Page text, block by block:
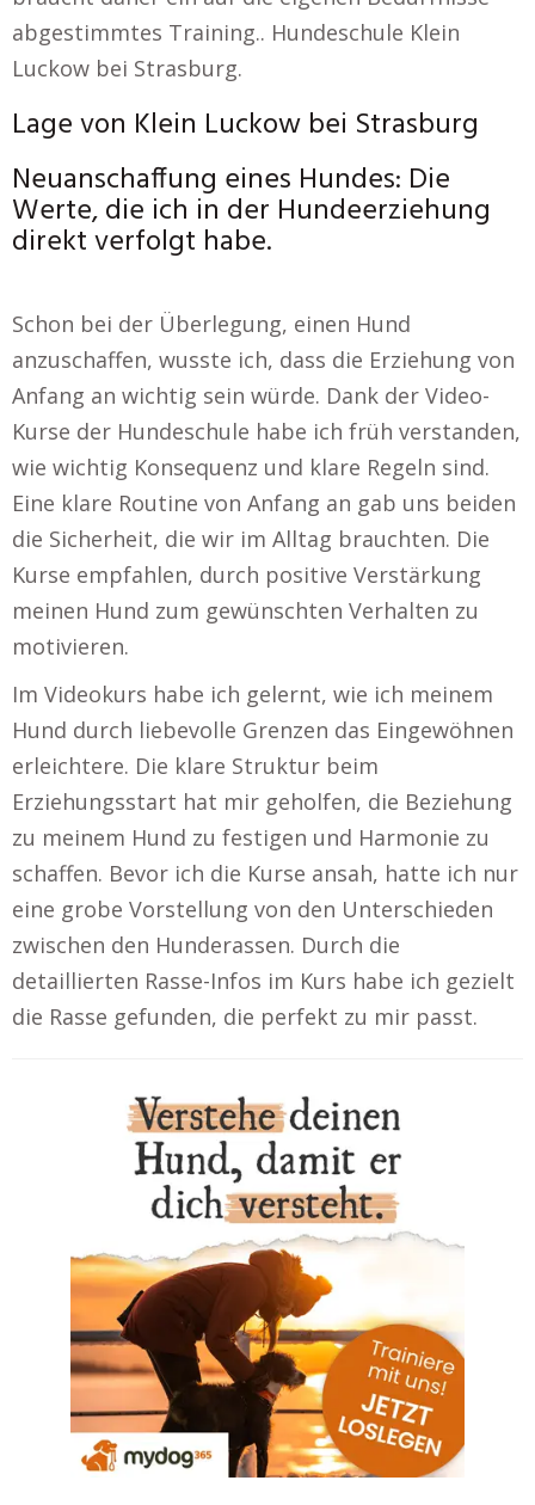
abgestimmtes Training.. Hundeschule Klein
Luckow bei Strasburg.
Lage von Klein Luckow bei Strasburg
Neuanschaffung eines Hundes: Die
Werte, die ich in der Hundeerziehung
direkt verfolgt habe.
Schon bei der Überlegung, einen Hund
anzuschaffen, wusste ich, dass die Erziehung von
Anfang an wichtig sein würde. Dank der Video-
Kurse der Hundeschule habe ich früh verstanden,
wie wichtig Konsequenz und klare Regeln sind.
Eine klare Routine von Anfang an gab uns beiden
die Sicherheit, die wir im Alltag brauchten. Die
Kurse empfahlen, durch positive Verstärkung
meinen Hund zum gewünschten Verhalten zu
motivieren.
Im Videokurs habe ich gelernt, wie ich meinem
Hund durch liebevolle Grenzen das Eingewöhnen
erleichtere. Die klare Struktur beim
Erziehungsstart hat mir geholfen, die Beziehung
zu meinem Hund zu festigen und Harmonie zu
schaffen. Bevor ich die Kurse ansah, hatte ich nur
eine grobe Vorstellung von den Unterschieden
zwischen den Hunderassen. Durch die
detaillierten Rasse-Infos im Kurs habe ich gezielt
die Rasse gefunden, die perfekt zu mir passt.